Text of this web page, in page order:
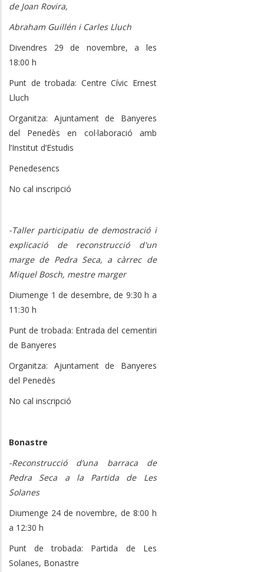
de Joan Rovira,
Abraham Guillén i Carles Lluch
Divendres 29 de novembre, a les
18:00 h
Punt de trobada: Centre Cívic Ernest
Lluch
Organitza: Ajuntament de Banyeres
del Penedès en col·laboració amb
l’Institut d’Estudis
Penedesencs
No cal inscripció
-Taller participatiu de demostració i
explicació de reconstrucció d'un
marge de Pedra Seca, a càrrec de
Miquel Bosch, mestre marger
Diumenge 1 de desembre, de 9:30 h a
11:30 h
Punt de trobada: Entrada del cementiri
de Banyeres
Organitza: Ajuntament de Banyeres
del Penedès
No cal inscripció
Bonastre
-Reconstrucció d’una barraca de
Pedra Seca a la Partida de Les
Solanes
Diumenge 24 de novembre, de 8:00 h
a 12:30 h
Punt de trobada: Partida de Les
Solanes, Bonastre